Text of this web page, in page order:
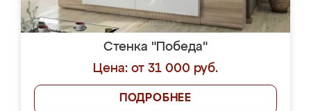
Стенка "Победа"
Цена: от 31 000 руб.
ПОДРОБНЕЕ